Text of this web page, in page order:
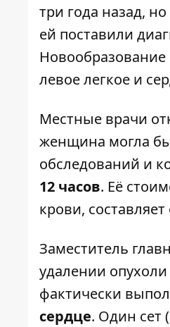
три года назад,
ей поставили
левое легкое и
Местные врачи
женщина могла
обследований и
12 часов. Её
крови,
Заместитель
удалении
фактически
сердце. Один сет